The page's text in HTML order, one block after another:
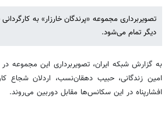
تصویربرداری مجموعه «پرندگان خارزار» به
دیگر تمام می‌شود.
به گزارش شبکه ایران، تصویربرداری این مجموعه در
امین زندگانی، حبیب دهقان‌نسب، اردلان
افشارپناه در این سکانس‌ها مقابل دوربین می‌روند.